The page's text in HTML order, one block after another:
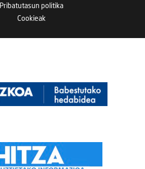
Pribatutasun politika
Cookieak